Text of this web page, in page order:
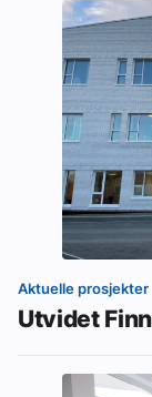
Aktuelle prosjekter
Utvidet